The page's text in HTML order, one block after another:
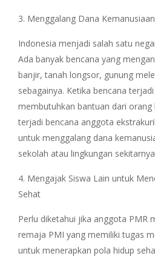
3. Menggalang Dana Kemanusiaan
Indonesia menjadi salah satu
Ada banyak bencana yang
banjir, tanah longsor, gunung
sebagainya. Ketika bencana
membutuhkan bantuan dari orang
terjadi bencana anggota
untuk menggalang dana
sekolah atau lingkungan
4. Mengajak Siswa Lain untuk
Sehat
Perlu diketahui jika anggota PMR
remaja PMI yang memiliki tugas
untuk menerapkan pola hidup